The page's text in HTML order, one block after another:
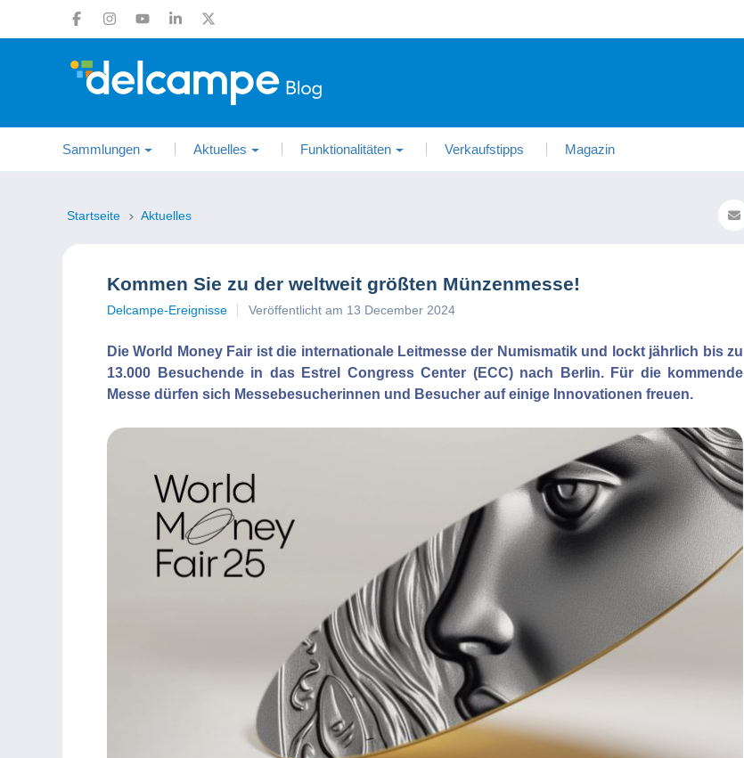
Sammlungen Aktuelles Funktionalitäten Verkaufstipps Magazin
Startseite Aktuelles
Kommen Sie zu der weltweit größten Münzenmesse!
Delcampe-Ereignisse Veröffentlicht am 13 December 2024
Die World Money Fair ist die internationale Leitmesse der Numismatik und lockt jährlich bis zu
13.000 Besuchende in das Estrel Congress Center (ECC) nach Berlin. Für die kommende
Messe dürfen sich Messebesucherinnen und Besucher auf einige Innovationen freuen.